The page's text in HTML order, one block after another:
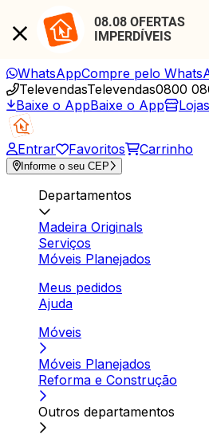
08.08 OFERTAS
IMPERDÍVEIS
WhatsAppCompre pelo
TelevendasTelevendas0800
Baixe o AppBaixe o App Lojas
Entrar Favoritos Carrinho
Informe o seu CEP
Departamentos
Madeira Originals
Serviços
Móveis Planejados
Meus pedidos
Ajuda
Móveis
Móveis Planejados
Reforma e Construção
Outros departamentos